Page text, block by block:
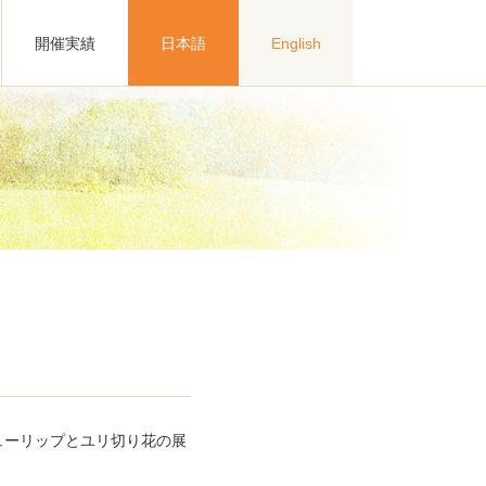
開催実績 日本語 English
リップとユリ切り花の展